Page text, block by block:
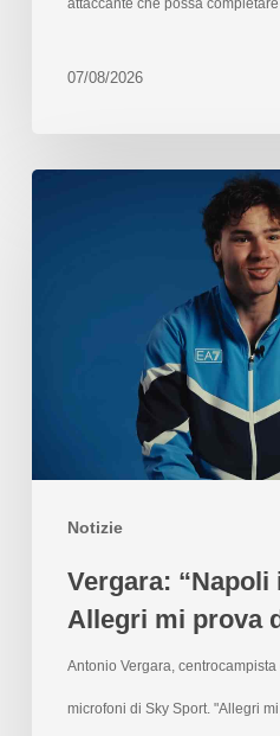
07/08/2026
Notizie
Vergara: “Napoli
Allegri mi prova
Antonio Vergara,
microfoni di Sky Sport. "Allegri